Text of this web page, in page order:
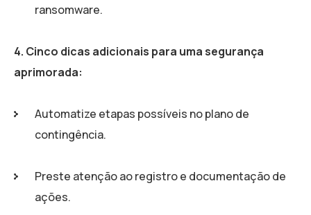
ransomware.
4. Cinco dicas adicionais para uma segurança
aprimorada:
Automatize etapas possíveis no plano de
contingência.
Preste atenção ao registro e documentação de
ações.